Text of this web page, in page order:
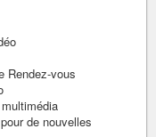
Rendez-vous
de nouvelles